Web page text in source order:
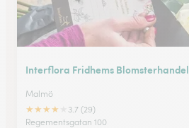
Interflora Fridhems Blomsterhandel
Malmö
★★★★
3.7 (29)
Regementsgatan 100